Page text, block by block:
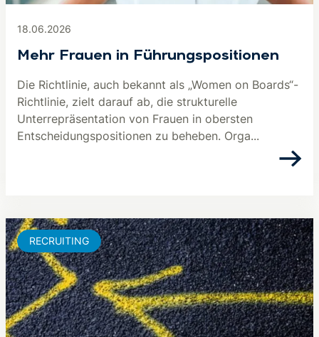
18.06.2026
Mehr Frauen in Führungspositionen
Die Richtlinie, auch bekannt als „Women on Boards“-
Richtlinie, zielt darauf ab, die strukturelle
Unterrepräsentation von Frauen in obersten
Entscheidungspositionen zu beheben. Orga...
RECRUITING